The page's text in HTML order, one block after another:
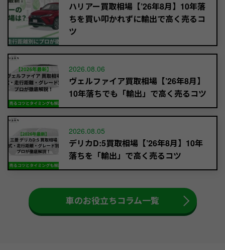
ハリアー買取相場【’26年8月】10年落
ちを買い叩かれずに輸出で高く売るコ
ツ
2026.08.06
ヴェルファイア買取相場【’26年8月】
10年落ちでも「輸出」で高く売るコツ
2026.08.05
デリカD:5買取相場【’26年8月】10年
落ちを「輸出」で高く売るコツ
車のお役立ちコラム一覧